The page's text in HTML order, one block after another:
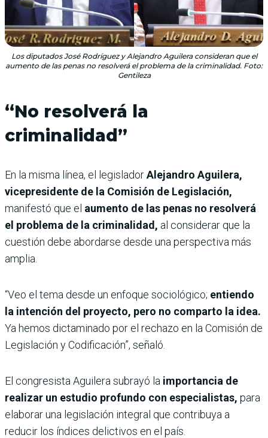
Los diputados José Rodríguez y Alejandro Aguilera consideran que el
aumento de las penas no resolverá el problema de la criminalidad. Foto:
Gentileza
“No resolverá la
criminalidad”
En la misma línea, el legisladorAlejandro Aguilera,
vicepresidente de la Comisión de Legislación,
manifestó que el aumento de las penas no resolverá
el problema de la criminalidad, al considerar que la
cuestión debe abordarse desde una perspectiva más
amplia.
“Veo el tema desde un enfoque sociológico; entiendo
la intención del proyecto, pero no comparto la idea.
Ya hemos dictaminado por el rechazo en la Comisión de
Legislación y Codificación”, señaló.
El congresista Aguilera subrayó la importancia de
realizar un estudio profundo con especialistas, para
elaborar una legislación integral que contribuya a
reducir los índices delictivos en el país.